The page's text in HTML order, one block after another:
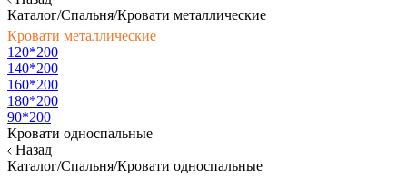
Каталог/Спальня/Кровати металлические
Кровати металлические
120*200
140*200
160*200
180*200
90*200
Кровати односпальные
Назад
Каталог/Спальня/Кровати односпальные